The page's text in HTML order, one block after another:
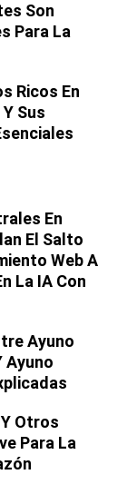
Son
Para La
Ricos En
Sus
En
El Salto
Web A
La IA Con
Ayuno
Ayuno
Otros
Para La